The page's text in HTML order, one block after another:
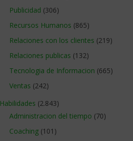
Publicidad (306)
Recursos Humanos (865)
Relaciones con los clientes (219)
Relaciones publicas (132)
Tecnologia de Informacion (665)
Ventas (242)
Habilidades (2.843)
Administracion del tiempo (70)
Coaching (101)